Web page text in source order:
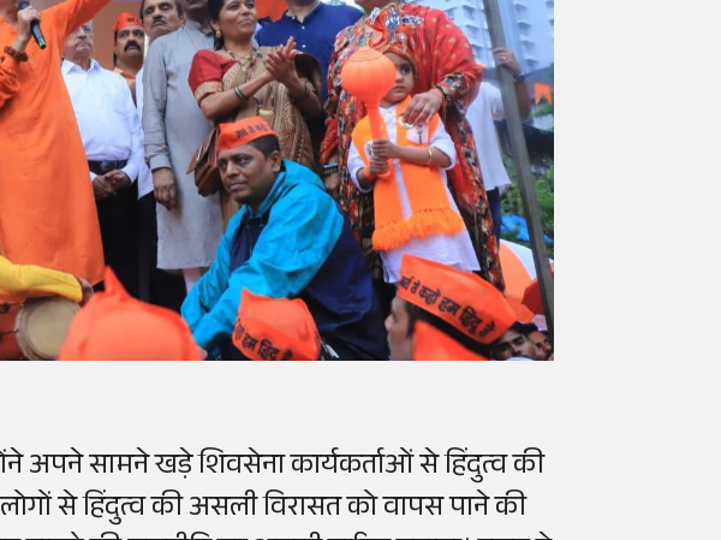
अपने सामने खड़े शिवसेना कार्यकर्ताओं से हिंदुत्व की
से हिंदुत्व की असली विरासत को वापस पाने की